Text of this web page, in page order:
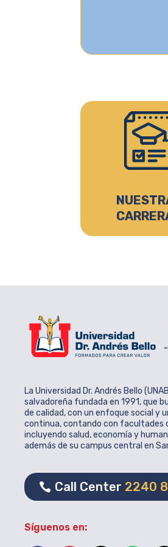
La Universidad Dr. Andrés Bello
salvadoreña fundada en 1991, que
de calidad, con un enfoque social y
continua, contando con facultades
incluyendo salud, economía y
además de su campus central en
Call Center 2240
Síguenos en: